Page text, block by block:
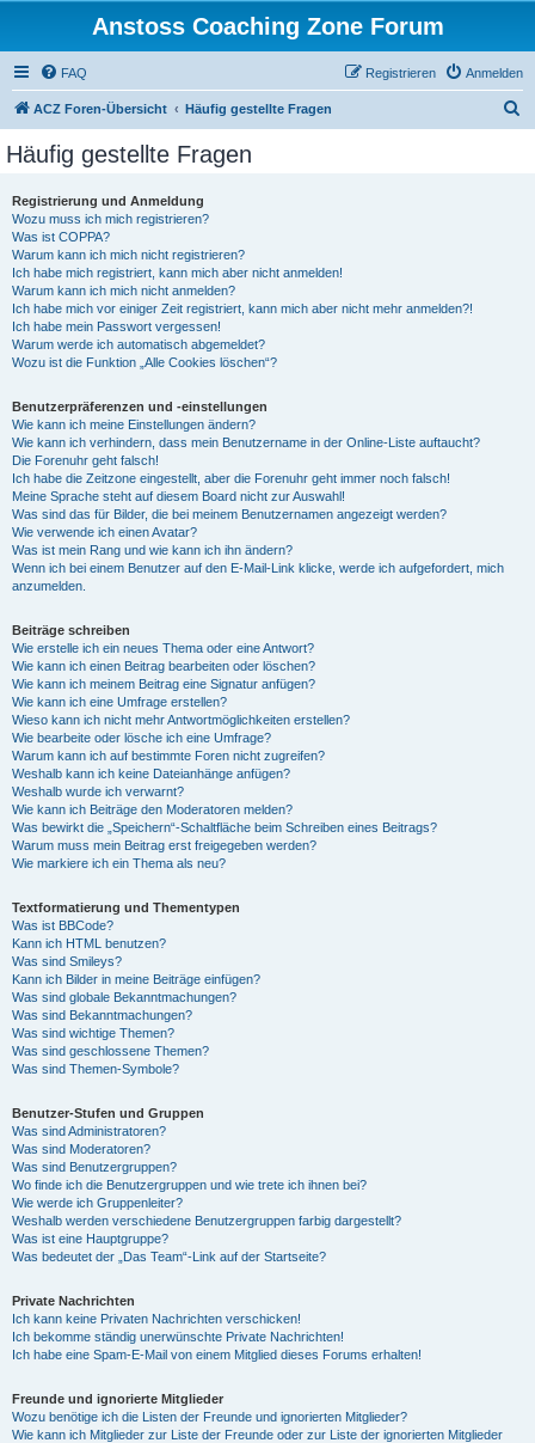
Anstoss Coaching Zone Forum
FAQ Anmelden
Registrieren
ACZ Foren-Übersicht Häufig gestellte Fragen
Häufig gestellte Fragen
Registrierung und Anmeldung
Wozu muss ich mich registrieren?
Was ist COPPA?
Warum kann ich mich nicht registrieren?
Ich habe mich registriert, kann mich aber nicht anmelden!
Warum kann ich mich nicht anmelden?
Ich habe mich vor einiger Zeit registriert, kann mich aber nicht mehr anmelden?!
Ich habe mein Passwort vergessen!
Warum werde ich automatisch abgemeldet?
Wozu ist die Funktion „Alle Cookies löschen“?
Benutzerpräferenzen und -einstellungen
Wie kann ich meine Einstellungen ändern?
Wie kann ich verhindern, dass mein Benutzername in der Online-Liste auftaucht?
Die Forenuhr geht falsch!
Ich habe die Zeitzone eingestellt, aber die Forenuhr geht immer noch falsch!
Meine Sprache steht auf diesem Board nicht zur Auswahl!
Was sind das für Bilder, die bei meinem Benutzernamen angezeigt werden?
Wie verwende ich einen Avatar?
Was ist mein Rang und wie kann ich ihn ändern?
Wenn ich bei einem Benutzer auf den E-Mail-Link klicke, werde ich aufgefordert, mich
anzumelden.
Beiträge schreiben
Wie erstelle ich ein neues Thema oder eine Antwort?
Wie kann ich einen Beitrag bearbeiten oder löschen?
Wie kann ich meinem Beitrag eine Signatur anfügen?
Wie kann ich eine Umfrage erstellen?
Wieso kann ich nicht mehr Antwortmöglichkeiten erstellen?
Wie bearbeite oder lösche ich eine Umfrage?
Warum kann ich auf bestimmte Foren nicht zugreifen?
Weshalb kann ich keine Dateianhänge anfügen?
Weshalb wurde ich verwarnt?
Wie kann ich Beiträge den Moderatoren melden?
Was bewirkt die „Speichern“-Schaltfläche beim Schreiben eines Beitrags?
Warum muss mein Beitrag erst freigegeben werden?
Wie markiere ich ein Thema als neu?
Textformatierung und Thementypen
Was ist BBCode?
Kann ich HTML benutzen?
Was sind Smileys?
Kann ich Bilder in meine Beiträge einfügen?
Was sind globale Bekanntmachungen?
Was sind Bekanntmachungen?
Was sind wichtige Themen?
Was sind geschlossene Themen?
Was sind Themen-Symbole?
Benutzer-Stufen und Gruppen
Was sind Administratoren?
Was sind Moderatoren?
Was sind Benutzergruppen?
Wo finde ich die Benutzergruppen und wie trete ich ihnen bei?
Wie werde ich Gruppenleiter?
Weshalb werden verschiedene Benutzergruppen farbig dargestellt?
Was ist eine Hauptgruppe?
Was bedeutet der „Das Team“-Link auf der Startseite?
Private Nachrichten
Ich kann keine Privaten Nachrichten verschicken!
Ich bekomme ständig unerwünschte Private Nachrichten!
Ich habe eine Spam-E-Mail von einem Mitglied dieses Forums erhalten!
Freunde und ignorierte Mitglieder
Wozu benötige ich die Listen der Freunde und ignorierten Mitglieder?
Wie kann ich Mitglieder zur Liste der Freunde oder zur Liste der ignorierten Mitglieder